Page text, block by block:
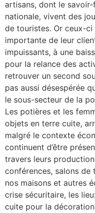
artisans, dont le
nationale, vivent des
de touristes. Or ceux-
importante de leur
impuissants, à une
pour la relance des
retrouver un second
pas aussi désespérée
le sous-secteur de la
Les potières et les
objets en terre cuite,
malgré le contexte
continuent d’être
travers leurs
conférences, salons de
nos maisons et autres
crise sécuritaire, les
cuite pour la